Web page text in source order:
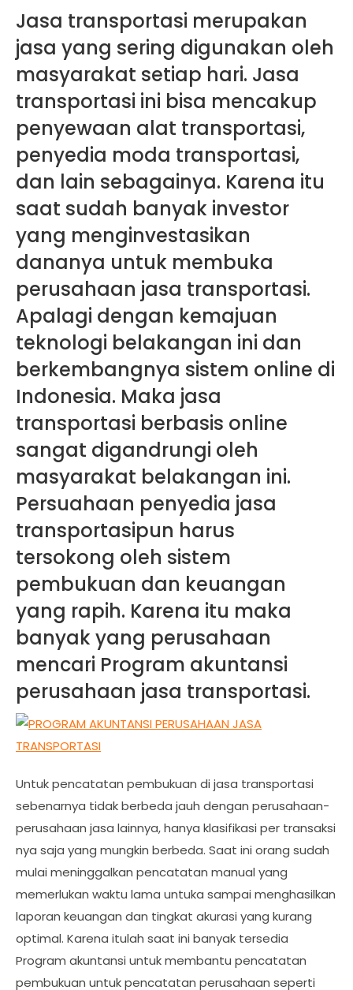
Jasa transportasi merupakan
jasa yang sering digunakan oleh
masyarakat setiap hari. Jasa
transportasi ini bisa mencakup
penyewaan alat transportasi,
penyedia moda transportasi,
dan lain sebagainya. Karena itu
saat sudah banyak investor
yang menginvestasikan
dananya untuk membuka
perusahaan jasa transportasi.
Apalagi dengan kemajuan
teknologi belakangan ini dan
berkembangnya sistem online di
Indonesia. Maka jasa
transportasi berbasis online
sangat digandrungi oleh
masyarakat belakangan ini.
Persuahaan penyedia jasa
transportasipun harus
tersokong oleh sistem
pembukuan dan keuangan
yang rapih. Karena itu maka
banyak yang perusahaan
mencari Program akuntansi
perusahaan jasa transportasi.
Untuk pencatatan pembukuan di jasa transportasi
sebenarnya tidak berbeda jauh dengan perusahaan-
perusahaan jasa lainnya, hanya klasifikasi per transaksi
nya saja yang mungkin berbeda. Saat ini orang sudah
mulai meninggalkan pencatatan manual yang
memerlukan waktu lama untuka sampai menghasilkan
laporan keuangan dan tingkat akurasi yang kurang
optimal. Karena itulah saat ini banyak tersedia
Program akuntansi untuk membantu pencatatan
pembukuan untuk pencatatan perusahaan seperti